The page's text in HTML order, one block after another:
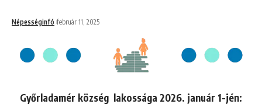
Népességinfó február 11, 2025
Győrladamér község lakossága 2026. január 1-jén: